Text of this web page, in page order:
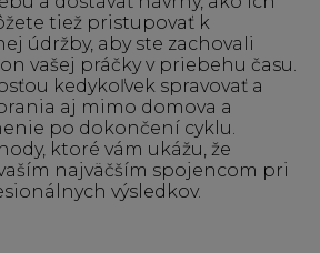
tiež pristupovať k
údržby, aby ste zachovali
vašej práčky v priebehu času.
kedykoľvek spravovať a
aj mimo domova a
po dokončení cyklu.
ktoré vám ukážu, že
najväčším spojencom pri
výsledkov.